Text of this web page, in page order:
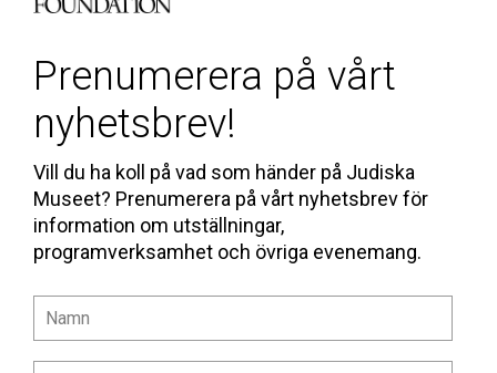
Prenumerera på vårt
nyhetsbrev!
Vill du ha koll på vad som händer på Judiska
Museet? Prenumerera på vårt nyhetsbrev för
information om utställningar,
programverksamhet och övriga evenemang.